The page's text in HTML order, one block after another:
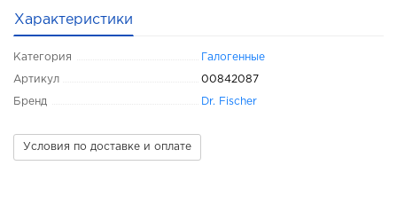
Характеристики
Категория Галогенные
Артикул 00842087
Бренд Dr. Fischer
Условия по доставке и оплате